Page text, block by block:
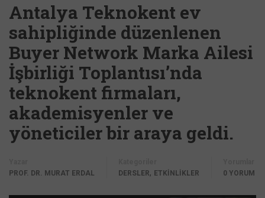
Antalya Teknokent ev
sahipliğinde düzenlenen
Buyer Network Marka Ailesi
İşbirliği Toplantısı’nda
teknokent firmaları,
akademisyenler ve
yöneticiler bir araya geldi.
PROF. DR. MURAT ERDAL
DERSLER, ETKİNLİKLER
0 YORUM